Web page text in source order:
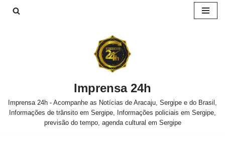
Imprensa 24h
Imprensa 24h - Acompanhe as Notícias de Aracaju, Sergipe e do Brasil,
Informações de trânsito em Sergipe, Informações policiais em Sergipe,
previsão do tempo, agenda cultural em Sergipe